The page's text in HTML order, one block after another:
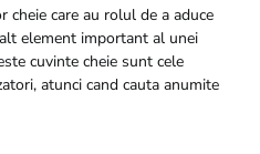
cheie care au rolul de a aduce
element important al unei
cuvinte cheie sunt cele
atunci cand cauta anumite